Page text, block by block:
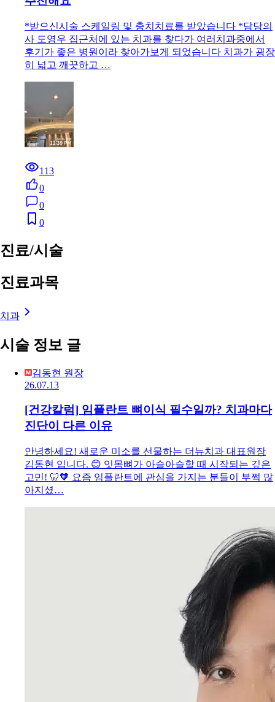
*받으신시술 스케일링 및 충치치료를 받았습니다 *담당의
사 도영우 집근처에 있는 치과를 찾다가 여러치과중에서
후기가 좋은 병원이라 찾아가보게 되었습니다 치과가 굉장
히 넓고 깨끗하고 …
113
0
0
0
진료/시술
진료과목
치과
시술 정보 글
김동현 원장
26.07.13
[건강칼럼] 임플란트 뼈이식 필수일까? 치과마다
진단이 다른 이유
안녕하세요! 새로운 미소를 선물하는 더뉴치과 대표원장
김동현 입니다. 😊 잇몸뼈가 아슬아슬할 때 시작되는 깊은
고민! 🦷🧡 요즘 임플란트에 관심을 가지는 분들이 부쩍 많
아지셨…